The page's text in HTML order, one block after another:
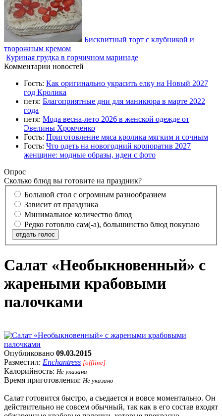
Бисквитный торт с клубникой и
творожным кремом
Куриная грудка в горчичном маринаде
Комментарии новостей
Гость: Как оригинально украсить елку на Новый 2027
год Кролика
петя: Благоприятные дни для маникюра в марте 2022
года
петя: Мода весна-лето 2026 в женской одежде от
Эвелины Хромченко
Гость: Приготовление мяса кролика мягким и сочным
Гость: Что одеть на новогодний корпоратив 2027
женщине: модные образы, идеи с фото
Опрос
Сколько блюд вы готовите на праздник?
Большой стол с огромным разнообразием
Зависит от праздника
Минимальное количество блюд
Редко готовлю сам(-а), большинство блюд покупаю
отдать голос
Салат «Необыкновенный» с
жареными крабовыми
палочками
Опубликовано 09.03.2015
Разместил: Enchantress [offline]
Калорийность: Не указана
Время приготовления: Не указано
Салат готовится быстро, а съедается и вовсе моментально. Он
действительно не совсем обычный, так как в его состав входят